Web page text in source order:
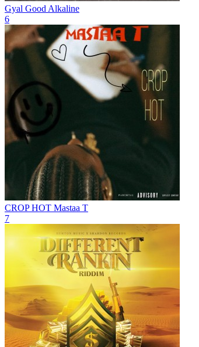
Gyal Good Alkaline
6
CROP HOT Mastaa T
7